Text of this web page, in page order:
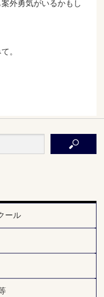
外勇気がいるかもし
。
ール